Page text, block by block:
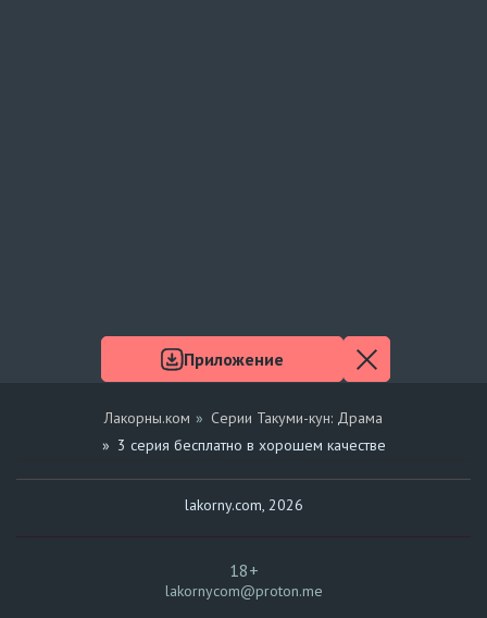
Лакорны.ком
Серии Такуми-кун: Драма
3 серия бесплатно в хорошем качестве
lakorny.com, 2026
18+
lakornycom@proton.me
Приложение